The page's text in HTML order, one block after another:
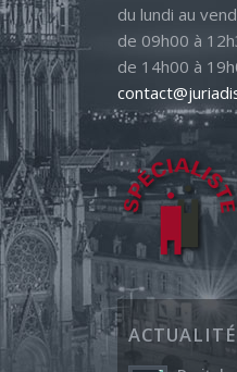
du lundi au
de 09h00 à
de 14h00 à